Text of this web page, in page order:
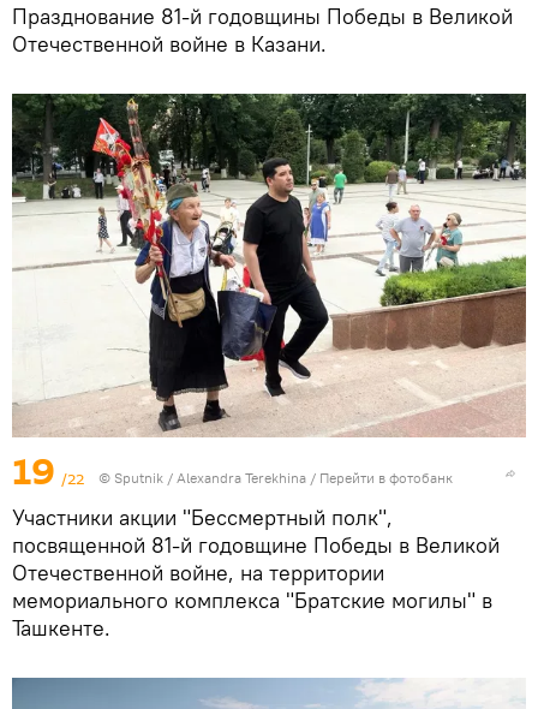
Празднование 81-й годовщины Победы в Великой
Отечественной войне в Казани.
19 /22 © Sputnik / Alexandra Terekhina / Перейти в фотобанк
Участники акции "Бессмертный полк",
посвященной 81-й годовщине Победы в Великой
Отечественной войне, на территории
мемориального комплекса "Братские могилы" в
Ташкенте.